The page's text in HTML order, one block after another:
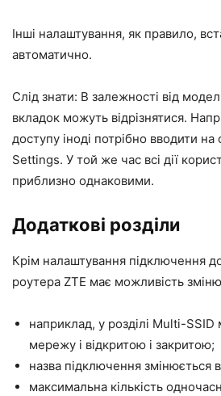
Інші налаштування, як правило,
автоматично.
Слід знати: В залежності від
вкладок можуть відрізнятися.
доступу іноді потрібно вводити на
Settings. У той же час всі дії
приблизно однаковими.
Додаткові розділи
Крім налаштування підключення
роутера ZTE має можливість
наприклад, у розділі Multi-
мережу і відкритою і закритою;
назва підключення змінюється
максимальна кількість